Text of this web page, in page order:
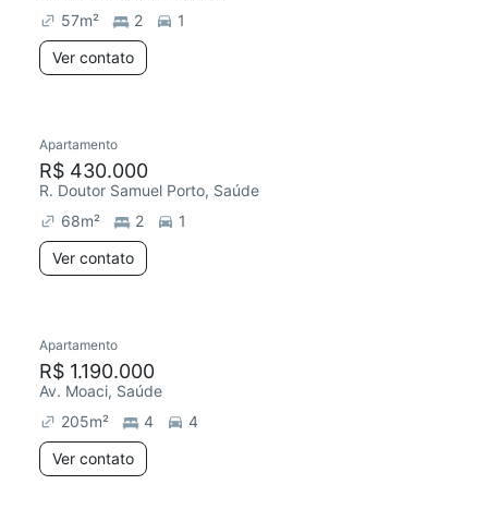
57m² 2
1
Ver contato
Redecorar
Apartamento
R$ 430.000
R. Doutor Samuel Porto, Saúde
68m² 2
1
Ver contato
Redecorar
Apartamento
R$ 1.190.000
Av. Moaci, Saúde
205m² 4
4
Ver contato